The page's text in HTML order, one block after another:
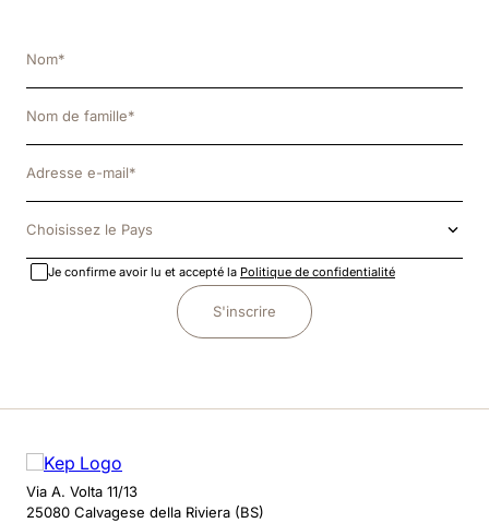
Choisissez le Pays
Je confirme avoir lu et accepté la Politique de confidentialité
S'inscrire
Via A. Volta 11/13
25080 Calvagese della Riviera (BS)